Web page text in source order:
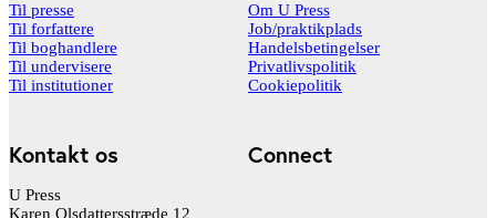
Om U Press
Job/praktikplads
Handelsbetingelser
Privatlivspolitik
Cookiepolitik
Til presse
Til forfattere
Til boghandlere
Til undervisere
Til institutioner
Connect
Kontakt os
U Press
Karen Olsdattersstræde 12